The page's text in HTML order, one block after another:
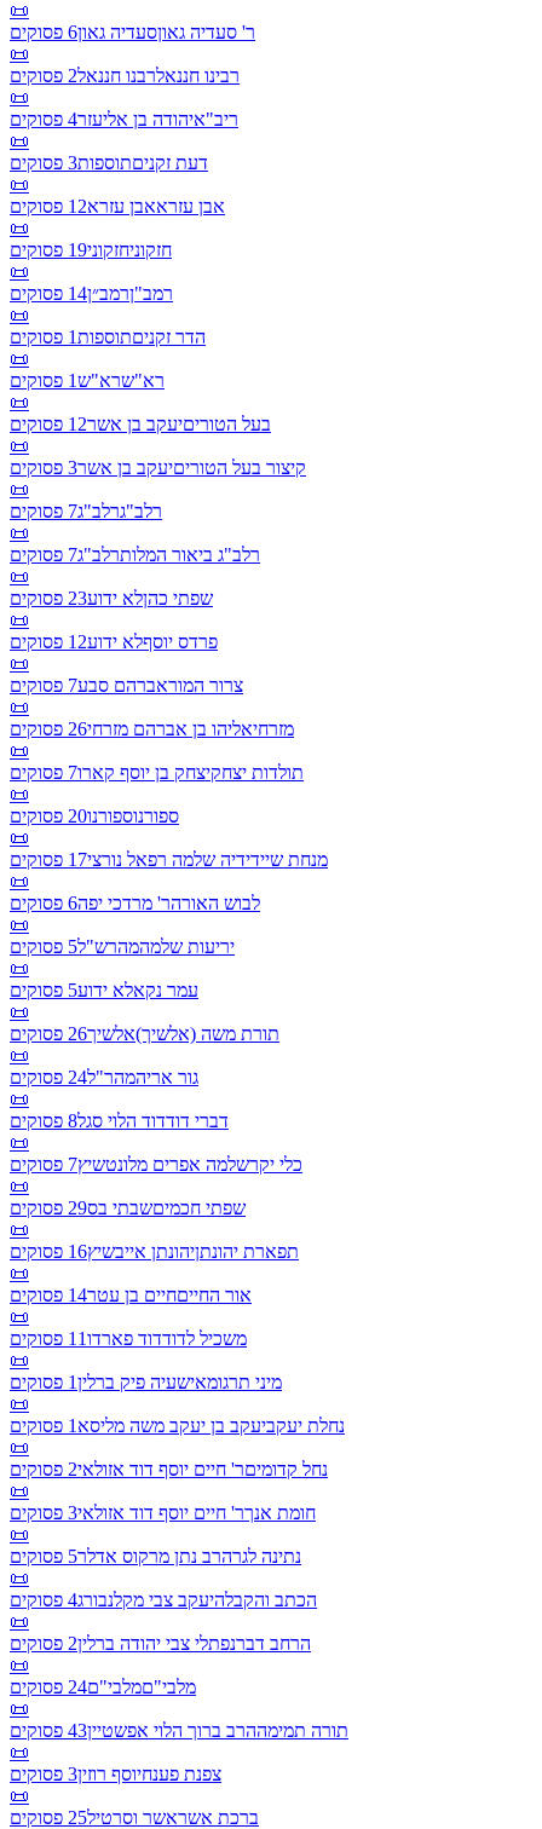
📜
ר' סעדיה גאוןסעדיה גאון6 פסוקים
📜
רבינו חננאלרבנו חננאל2 פסוקים
📜
ריב"איהודה בן אליעזר4 פסוקים
📜
דעת זקניםתוספות3 פסוקים
📜
אבן עזראאבן עזרא12 פסוקים
📜
חזקוניחזקוני19 פסוקים
📜
רמב"ןרמב״ן14 פסוקים
📜
הדר זקניםתוספות1 פסוקים
📜
רא"שרא"ש1 פסוקים
📜
בעל הטוריםיעקב בן אשר12 פסוקים
📜
קיצור בעל הטוריםיעקב בן אשר3 פסוקים
📜
רלב"גרלב"ג7 פסוקים
📜
רלב"ג ביאור המלותרלב"ג7 פסוקים
📜
שפתי כהןלא ידוע23 פסוקים
📜
פרדס יוסףלא ידוע12 פסוקים
📜
צרור המוראברהם סבע7 פסוקים
📜
מזרחיאליהו בן אברהם מזרחי26 פסוקים
📜
תולדות יצחקיצחק בן יוסף קארו7 פסוקים
📜
ספורנוספורנו20 פסוקים
📜
מנחת שיידידיה שלמה רפאל נורצי17 פסוקים
📜
לבוש האורהר' מרדכי יפה6 פסוקים
📜
יריעות שלמהמהרש"ל5 פסוקים
📜
עמר נקאלא ידוע5 פסוקים
📜
תורת משה (אלשיך)אלשיך26 פסוקים
📜
גור אריהמהר"ל24 פסוקים
📜
דברי דודדוד הלוי סגל8 פסוקים
📜
כלי יקרשלמה אפרים מלונטשיץ7 פסוקים
📜
שפתי חכמיםשבתי בס29 פסוקים
📜
תפארת יהונתןיהונתן אייבשיץ16 פסוקים
📜
אור החייםחיים בן עטר14 פסוקים
📜
משכיל לדודדוד פארדו11 פסוקים
📜
מיני תרגומאישעיה פיק ברלין1 פסוקים
📜
נחלת יעקביעקב בן יעקב משה מליסא 1 פסוקים
📜
נחל קדומיםר' חיים יוסף דוד אזולאי2 פסוקים
📜
חומת אנךר' חיים יוסף דוד אזולאי3 פסוקים
📜
נתינה לגרהרב נתן מרקוס אדלר5 פסוקים
📜
הכתב והקבלהיעקב צבי מקלנבורג4 פסוקים
📜
הרחב דברנפתלי צבי יהודה ברלין2 פסוקים
📜
מלבי"םמלבי"ם24 פסוקים
📜
תורה תמימההרב ברוך הלוי אפשטיין43 פסוקים
📜
צפנת פענחיוסף רוזין3 פסוקים
📜
ברכת אשראשר וסרטיל25 פסוקים